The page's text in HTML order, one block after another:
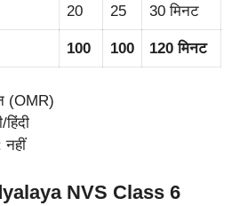
20 25 30 मिनट
100 100 120 मिनट
(OMR)
नहीं
NVS Class 6